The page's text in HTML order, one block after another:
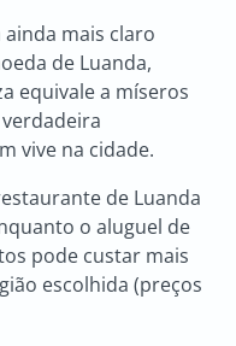
ainda mais claro
de Luanda,
equivale a míseros
vive na cidade.
de Luanda
o aluguel de
pode custar mais
escolhida (preços